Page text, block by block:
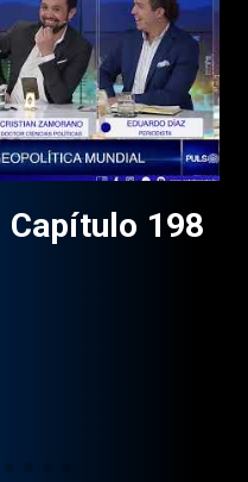
198